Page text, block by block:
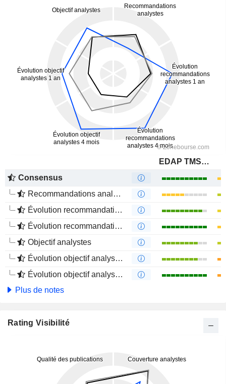
EDAP TMS S.A.
Consensus
Recommandations analystes
Évolution recommandations analystes 1 an
Évolution recommandations analystes 4 mois
Objectif analystes
Évolution objectif analystes 1 an
Évolution objectif analystes 4 mois
Plus de notes
Rating Visibilité